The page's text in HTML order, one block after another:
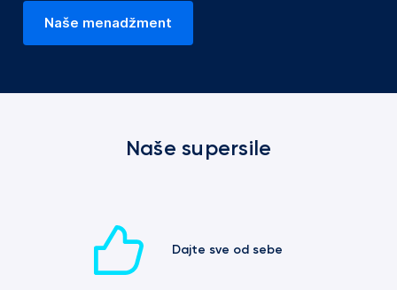
Naše menadžment
Naše supersile
Dajte sve od sebe